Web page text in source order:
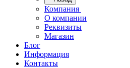
Компания
О компании
Реквизиты
Магазин
Блог
Информация
Контакты